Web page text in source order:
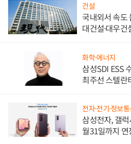
건설
국내외서 속도
대건설·대우
화학·에너지
삼성SDI ESS
최주선 스텔란
전자·전기·정보통
삼성전자, 갤
월31일까지 연